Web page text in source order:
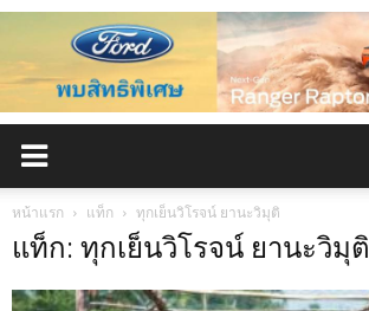
หน้าแรก แท็ก ทุกเย็นวิโรจน์ ยานะวิมุติ
แท็ก: ทุกเย็นวิโรจน์ ยานะวิมุติ